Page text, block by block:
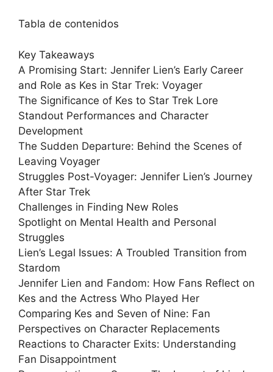
Tabla de contenidos
Key Takeaways
A Promising Start: Jennifer Lien’s Early Career
and Role as Kes in Star Trek: Voyager
The Significance of Kes to Star Trek Lore
Standout Performances and Character
Development
The Sudden Departure: Behind the Scenes of
Leaving Voyager
Struggles Post-Voyager: Jennifer Lien’s Journey
After Star Trek
Challenges in Finding New Roles
Spotlight on Mental Health and Personal
Struggles
Lien’s Legal Issues: A Troubled Transition from
Stardom
Jennifer Lien and Fandom: How Fans Reflect on
Kes and the Actress Who Played Her
Comparing Kes and Seven of Nine: Fan
Perspectives on Character Replacements
Reactions to Character Exits: Understanding
Fan Disappointment